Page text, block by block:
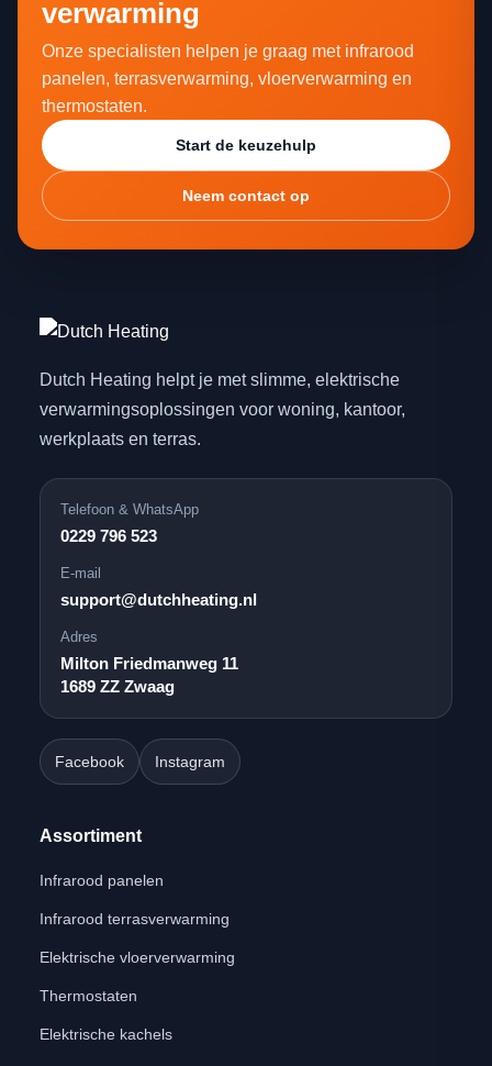
verwarming
Onze specialisten helpen je graag met infrarood
panelen, terrasverwarming, vloerverwarming en
thermostaten.
Start de keuzehulp
Neem contact op
Dutch Heating helpt je met slimme, elektrische
verwarmingsoplossingen voor woning, kantoor,
werkplaats en terras.
Telefoon & WhatsApp
0229 796 523
E-mail
support@dutchheating.nl
Adres
Milton Friedmanweg 11
1689 ZZ Zwaag
Facebook Instagram
Assortiment
Infrarood panelen
Infrarood terrasverwarming
Elektrische vloerverwarming
Thermostaten
Elektrische kachels